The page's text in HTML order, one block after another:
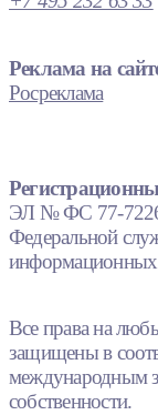
Реклама на
Росреклама
ЭЛ № ФС 77-
Федеральной
информационных
Все права на
защищены в
международным
собственности.